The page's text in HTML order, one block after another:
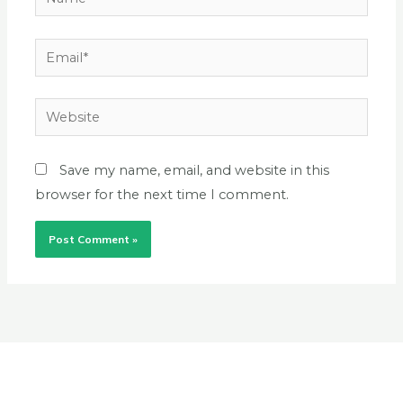
Email*
Website
Save my name, email, and website in this
browser for the next time I comment.